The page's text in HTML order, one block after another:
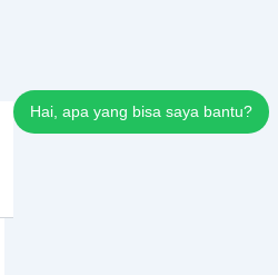
Hai, apa yang bisa saya bantu?